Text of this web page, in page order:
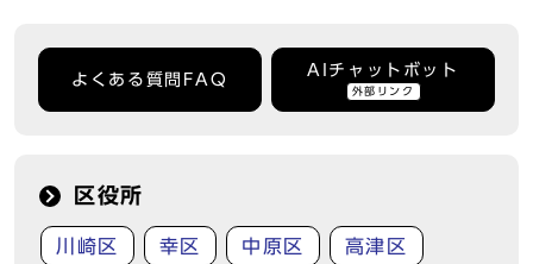
よくある質問FAQ
AIチャットボット
外部リンク
区役所
川崎区 幸区 中原区 高津区